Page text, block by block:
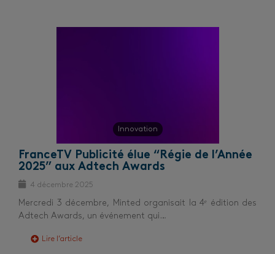
Innovation
FranceTV Publicité élue “Régie de l’Année
2025” aux Adtech Awards
4 décembre 2025
Mercredi 3 décembre, Minted organisait la 4ᵉ édition des
Adtech Awards, un événement qui…
Lire l’article